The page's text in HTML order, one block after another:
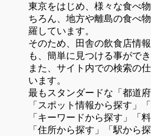
東京をはじめ、様々な食べ
ちろん、地方や離島の食べ
羅しています。
そのため、田舎の飲食店情
も、簡単に見つける事ができ
また、サイト内での検索の
います。
最もスタンダードな「都道
「スポット情報から探す」
「キーワードから探す」「
「住所から探す」「駅から